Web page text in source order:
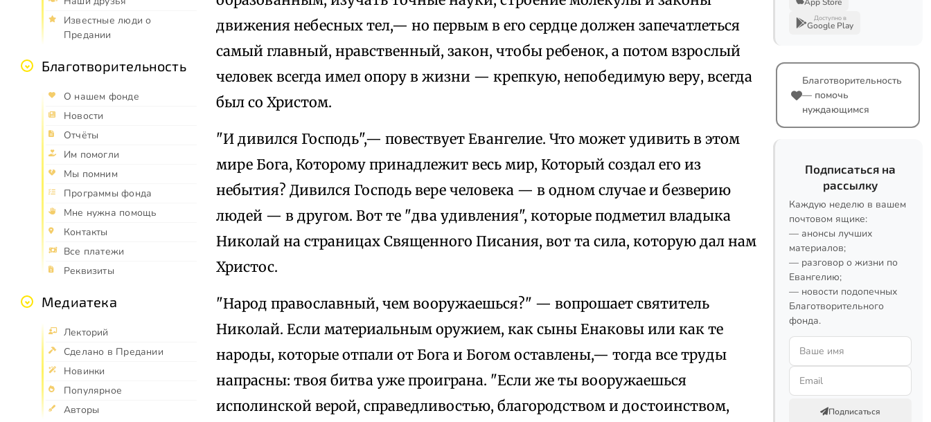
Известные люди о
Предании
Благотворительность
О нашем фонде
Новости
Отчёты
Им помогли
Мы помним
Программы фонда
Мне нужна помощь
Контакты
Все платежи
Реквизиты
Медиатека
Лекторий
Сделано в Предании
Новинки
Популярное
Авторы
движения небесных тел,— но первым в его сердце должен запечатлеться
самый главный, нравственный, закон, чтобы ребенок, а потом взрослый
человек всегда имел опору в жизни — крепкую, непобедимую веру, всегда
был со Христом.
"И дивился Господь",— повествует Евангелие. Что может удивить в этом
мире Бога, Которому принадлежит весь мир, Который создал его из
небытия? Дивился Господь вере человека — в одном случае и безверию
людей — в другом. Вот те "два удивления", которые подметил владыка
Николай на страницах Священного Писания, вот та сила, которую дал нам
Христос.
"Народ православный, чем вооружаешься?" — вопрошает святитель
Николай. Если материальным оружием, как сыны Енаковы или как те
народы, которые отпали от Бога и Богом оставлены,— тогда все труды
напрасны: твоя битва уже проиграна. "Если же ты вооружаешься
исполинской верой, справедливостью, благородством и достоинством,
Доступно в
Google Play
Благотворительность
— помочь
нуждающимся
Подписаться на
рассылку
Каждую неделю в вашем
почтовом ящике:
— анонсы лучших
материалов;
— разговор о жизни по
Евангелию;
— новости подопечных
Благотворительного
фонда.
Подписаться